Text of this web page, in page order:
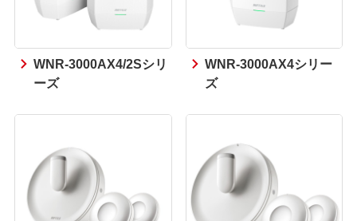
WNR-3000AX4/2Sシリ
ーズ
WNR-3000AX4シリー
ズ